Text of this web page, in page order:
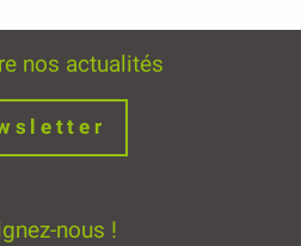
nos actualités
nous !